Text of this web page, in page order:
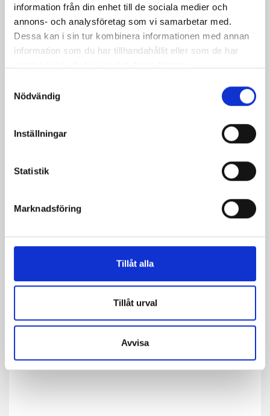
information från din enhet till de sociala medier och
annons- och analysföretag som vi samarbetar med.
Dessa kan i sin tur kombinera informationen med annan
information som du har tillhandahållit eller som de har
Nödvändig
Inställningar
Statistik
Marknadsföring
Tillåt alla
Tillåt urval
Avvisa
CHECKVÅG HC-M-VA